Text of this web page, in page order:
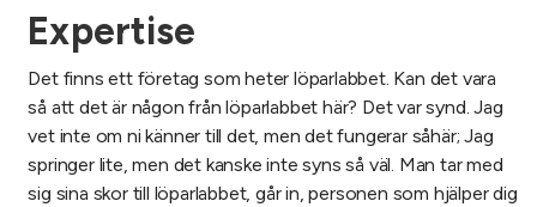
Expertise
Det finns ett företag som heter löparlabbet. Kan det vara
så att det är någon från löparlabbet här? Det var synd. Jag
vet inte om ni känner till det, men det fungerar såhär; Jag
springer lite, men det kanske inte syns så väl. Man tar med
sig sina skor till löparlabbet, går in, personen som hjälper dig